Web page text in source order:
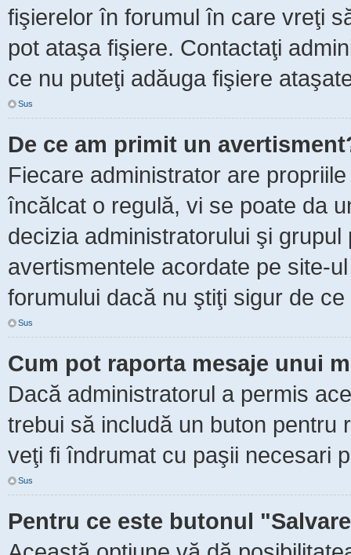
fişierelor în forumul în care vreţi
pot ataşa fişiere. Contactaţi
ce nu puteţi adăuga fişiere
Sus
De ce am primit un
Fiecare administrator are
încălcat o regulă, vi se poate da
decizia administratorului şi
avertismentele acordate pe site-
forumului dacă nu ştiţi sigur de
Sus
Cum pot raporta mesaje unui
Dacă administratorul a permis
trebui să includă un buton pentru
veţi fi îndrumat cu paşii necesari
Sus
Pentru ce este butonul